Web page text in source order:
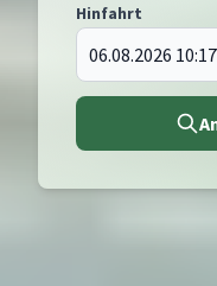
Hinfahrt